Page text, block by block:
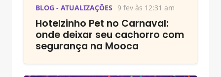
BLOG - ATUALIZAÇÕES 9 fev às 12:31 am
Hotelzinho Pet no Carnaval:
onde deixar seu cachorro com
segurança na Mooca